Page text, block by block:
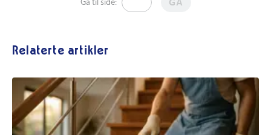
Gå til side: GÅ
Relaterte artikler